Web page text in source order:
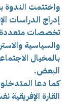
واختتمت
إدراج الدراسات
تخصصات متعددة
والسياسية
بالمخيال
البعض.
كما دعا
القارة